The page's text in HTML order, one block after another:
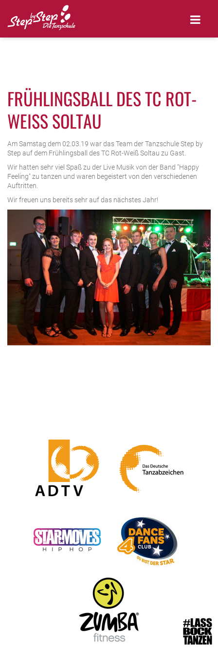
FRÜHLINGSBALL DES TC ROT-
WEISS SOLTAU
Am Samstag dem 02.03.19 war das Team der Tanzschule Step by
Step auf dem Frühlingsball des TC Rot-Weiß Soltau zu Gast.
Wir hatten sehr viel Spaß zu der Live Musik von der Band "Happy
Feeling" zu tanzen und waren begeistert von den verschiedenen
Auftritten.
Wir freuen uns bereits sehr auf das nächstes Jahr!